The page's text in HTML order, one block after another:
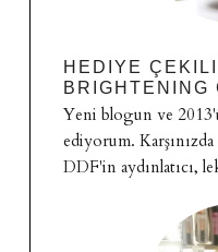
HEDIYE
BRIGHTENING
Yeni blogun ve
ediyorum.
DDF'in aydınlatıcı,